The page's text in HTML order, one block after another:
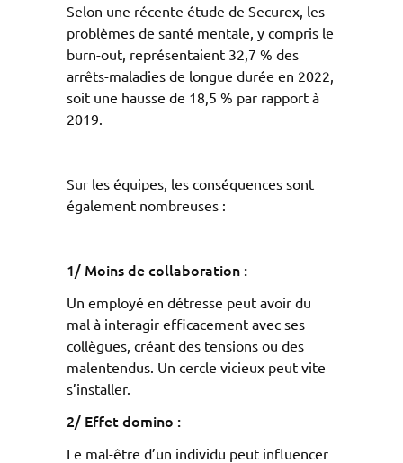
Selon une récente étude de Securex, les
problèmes de santé mentale, y compris le
burn-out, représentaient 32,7 % des
arrêts-maladies de longue durée en 2022,
soit une hausse de 18,5 % par rapport à
2019.
Sur les équipes, les conséquences sont
également nombreuses :
1/ Moins de collaboration :
Un employé en détresse peut avoir du
mal à interagir efficacement avec ses
collègues, créant des tensions ou des
malentendus. Un cercle vicieux peut vite
s’installer.
2/ Effet domino :
Le mal-être d’un individu peut influencer